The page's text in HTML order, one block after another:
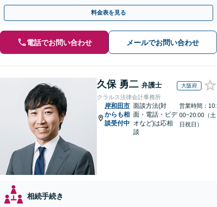
料金表を見る
電話でお問い合わせ メールでお問い合わせ
久保 勇二 弁護士 大阪府
クラルス法律会計事務所
岸和田市
からも相
談受付中
面談方法(対
面・電話・ビデ
オなど)は応相
談
営業時間：10:
00~20:00（土
日祝日）
相続手続き